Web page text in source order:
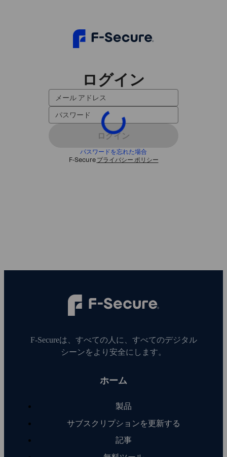
F‑Secureは、すべての人に、すべてのデジタル
シーンをより安全にします。
ホーム
製品
サブスクリプションを更新する
記事